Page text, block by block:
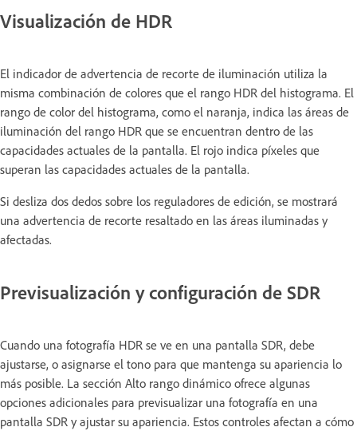
Visualización de HDR
El indicador de advertencia de recorte de iluminación utiliza la
misma combinación de colores que el rango HDR del histograma. El
rango de color del histograma, como el naranja, indica las áreas de
iluminación del rango HDR que se encuentran dentro de las
capacidades actuales de la pantalla. El rojo indica píxeles que
superan las capacidades actuales de la pantalla.
Si desliza dos dedos sobre los reguladores de edición, se mostrará
una advertencia de recorte resaltado en las áreas iluminadas y
afectadas.
Previsualización y configuración de SDR
Cuando una fotografía HDR se ve en una pantalla SDR, debe
ajustarse, o asignarse el tono para que mantenga su apariencia lo
más posible. La sección Alto rango dinámico ofrece algunas
opciones adicionales para previsualizar una fotografía en una
pantalla SDR y ajustar su apariencia. Estos controles afectan a cómo